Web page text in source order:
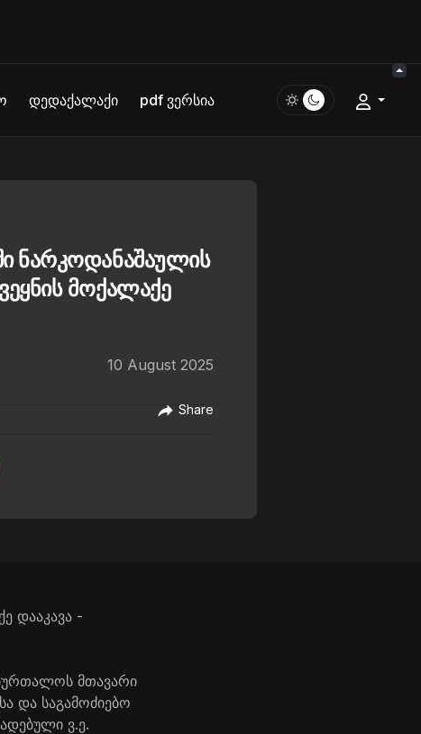
დედაქალაქი pdf ვერსია
ნარკოდანაშაულის
მოქალაქე
10 August 2025
Share
დააკავა -
მთავარი
და საგამოძიებო
ვ.ე.